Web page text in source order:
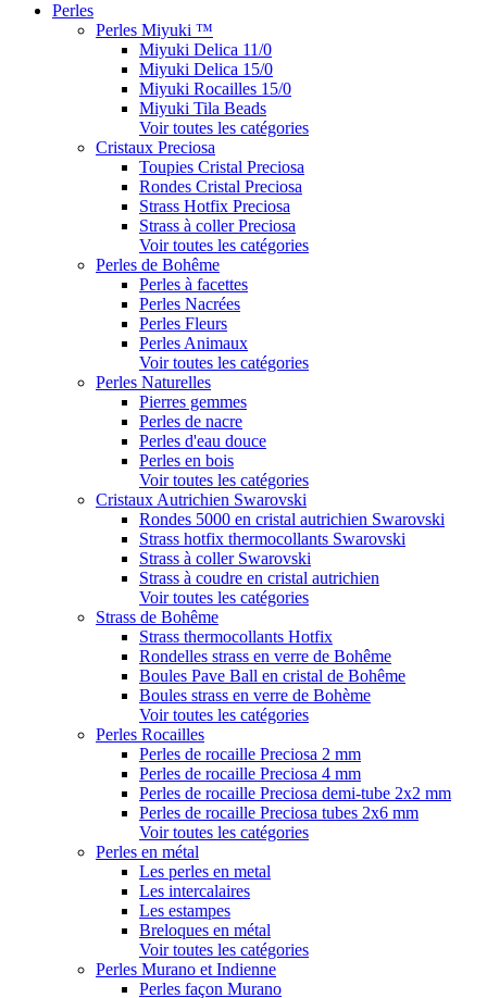
Perles
Perles Miyuki ™
Miyuki Delica 11/0
Miyuki Delica 15/0
Miyuki Rocailles 15/0
Miyuki Tila Beads
Voir toutes les catégories
Cristaux Preciosa
Toupies Cristal Preciosa
Rondes Cristal Preciosa
Strass Hotfix Preciosa
Strass à coller Preciosa
Voir toutes les catégories
Perles de Bohême
Perles à facettes
Perles Nacrées
Perles Fleurs
Perles Animaux
Voir toutes les catégories
Perles Naturelles
Pierres gemmes
Perles de nacre
Perles d'eau douce
Perles en bois
Voir toutes les catégories
Cristaux Autrichien Swarovski
Rondes 5000 en cristal autrichien Swarovski
Strass hotfix thermocollants Swarovski
Strass à coller Swarovski
Strass à coudre en cristal autrichien
Voir toutes les catégories
Strass de Bohême
Strass thermocollants Hotfix
Rondelles strass en verre de Bohême
Boules Pave Ball en cristal de Bohême
Boules strass en verre de Bohème
Voir toutes les catégories
Perles Rocailles
Perles de rocaille Preciosa 2 mm
Perles de rocaille Preciosa 4 mm
Perles de rocaille Preciosa demi-tube 2x2 mm
Perles de rocaille Preciosa tubes 2x6 mm
Voir toutes les catégories
Perles en métal
Les perles en metal
Les intercalaires
Les estampes
Breloques en métal
Voir toutes les catégories
Perles Murano et Indienne
Perles façon Murano